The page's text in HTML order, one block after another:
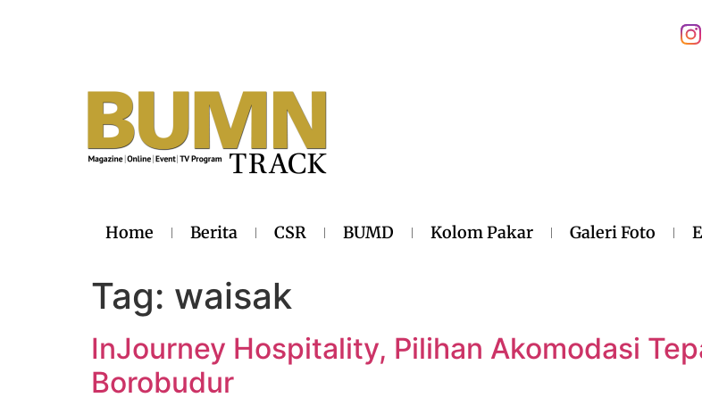
Home Berita CSR BUMD Kolom Pakar Galeri Foto
Tag: waisak
InJourney Hospitality, Pilihan Akomodasi
Borobudur